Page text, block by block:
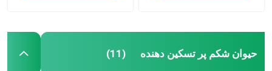
حیوان شکم پر تسکین دهنده (11)